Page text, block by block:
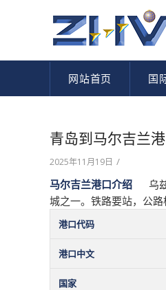
网站首页 国
青岛到马尔吉兰
2025年11月19日 /
马尔吉兰港口介绍 乌兹
城之一。铁路要站，公
港口代码
港口中文
国家